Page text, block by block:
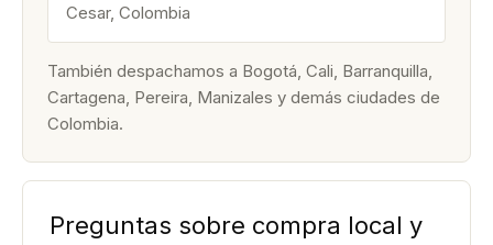
Cesar, Colombia
También despachamos a Bogotá, Cali, Barranquilla,
Cartagena, Pereira, Manizales y demás ciudades de
Colombia.
Preguntas sobre compra local y